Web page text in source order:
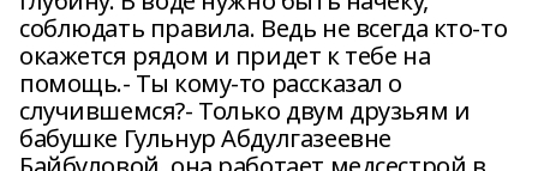
соблюдать правила. Ведь не всегда кто-то
окажется рядом и придет к тебе на
помощь.- Ты кому-то рассказал о
случившемся?- Только двум друзьям и
бабушке Гульнур Абдулгазеевне